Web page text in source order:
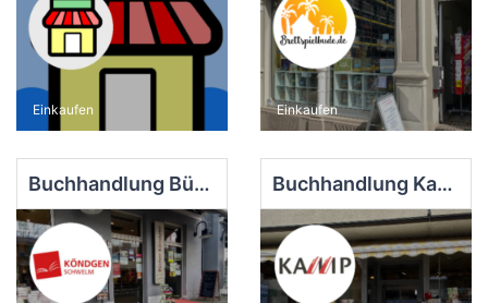
Einkaufen Einkaufen
Buchhandlung Bücher Köndgen Buchhandlung Kamp Inh. Jeannette Schida